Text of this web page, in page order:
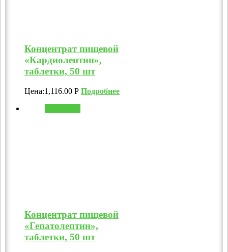
Концентрат пищевой
«Кардиолептин»,
таблетки, 50 шт
Цена:1,116.00 Р Подробнее
Концентрат пищевой
«Гепатолептин»,
таблетки, 50 шт